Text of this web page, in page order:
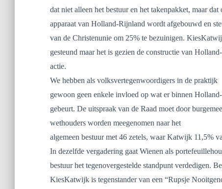
dat niet alleen het bestuur en het takenpakket, maar
apparaat van Holland-Rijnland wordt afgebouwd en
van de Christenunie om 25% te bezuinigen.
gesteund maar het is gezien de constructie van
actie.
We hebben als volksvertegenwoordigers in de praktijk
gewoon geen enkele invloed op wat er binnen
gebeurt. De uitspraak van de Raad moet door
wethouders worden meegenomen naar het
algemeen bestuur met 46 zetels, waar Katwijk 11,5%
In dezelfde vergadering gaat Wienen als
bestuur het tegenovergestelde standpunt verdedigen.
KiesKatwijk is tegenstander van een “Rupsje